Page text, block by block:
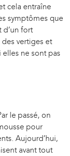
cela entraîne
symptômes que
d’un fort
vertiges et
ne sont pas
le passé, on
pour
Aujourd’hui,
avant tout